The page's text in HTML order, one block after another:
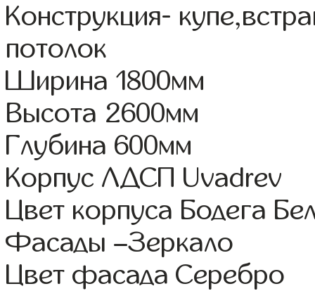
Конструкция-
потолок
Ширина 1800мм
Высота 2600мм
Глубина 600мм
Корпус ЛДСП Uvadrev
Цвет корпуса Бодега
Фасады –Зеркало
Цвет фасада Серебро